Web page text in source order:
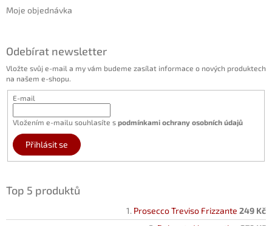
Moje objednávka
Odebírat newsletter
Vložte svůj e-mail a my vám budeme zasílat informace o nových produktech
na našem e-shopu.
E-mail
Vložením e-mailu souhlasíte s podmínkami ochrany osobních údajů
Přihlásit se
Top 5 produktů
Prosecco Treviso Frizzante 249 Kč